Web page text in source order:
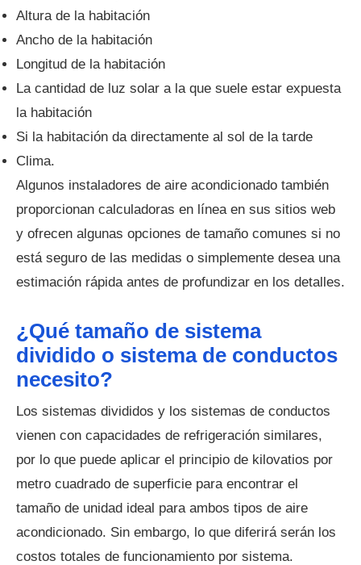
Altura de la habitación
Ancho de la habitación
Longitud de la habitación
La cantidad de luz solar a la que suele estar expuesta
la habitación
Si la habitación da directamente al sol de la tarde
Clima.
Algunos instaladores de aire acondicionado también
proporcionan calculadoras en línea en sus sitios web
y ofrecen algunas opciones de tamaño comunes si no
está seguro de las medidas o simplemente desea una
estimación rápida antes de profundizar en los detalles.
¿Qué tamaño de sistema
dividido o sistema de conductos
necesito?
Los sistemas divididos y los sistemas de conductos
vienen con capacidades de refrigeración similares,
por lo que puede aplicar el principio de kilovatios por
metro cuadrado de superficie para encontrar el
tamaño de unidad ideal para ambos tipos de aire
acondicionado. Sin embargo, lo que diferirá serán los
costos totales de funcionamiento por sistema.